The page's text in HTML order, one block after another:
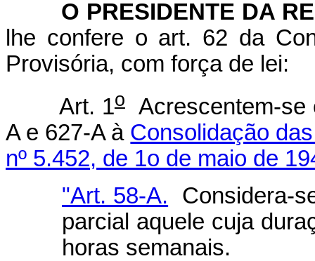
O PRESIDENTE DA
lhe confere o art. 62 da
Provisória, com força de lei:
Art. 1oAcrescentem-se
A e 627-A à Consolidação
nº 5.452, de 1o de maio de
"Art. 58-A. Considera-
parcial aquele cuja
horas semanais.